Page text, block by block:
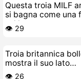
Questa troia MILF
si bagna come una
sul letto
👁️ 29
Troia britannica
mostra il suo lato
puttanesco
👁️ 26